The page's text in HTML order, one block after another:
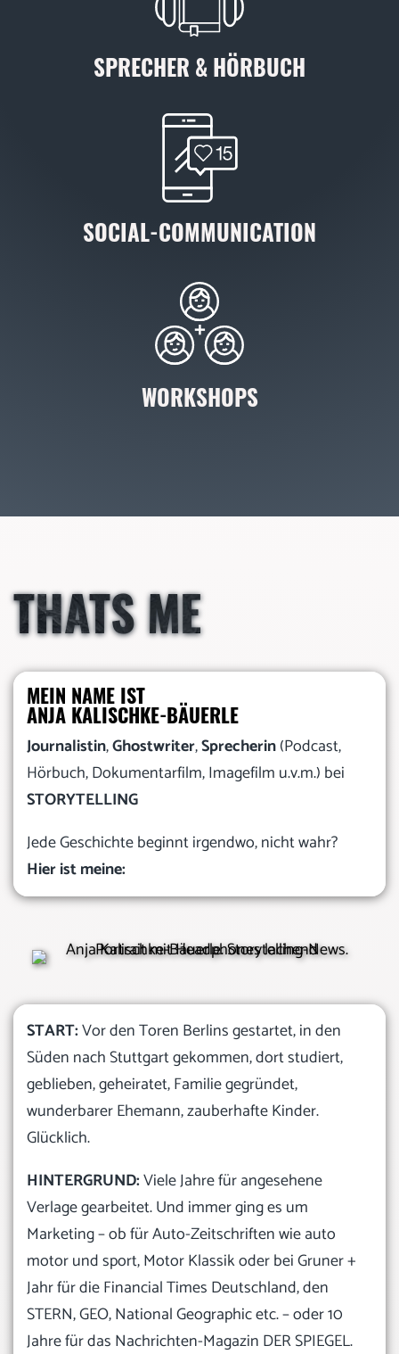
SPRECHER & HÖRBUCH
SOCIAL-COMMUNICATION
WORKSHOPS
THATS ME
MEIN NAME IST
ANJA KALISCHKE-BÄUERLE
Journalistin,Ghostwriter,Sprecherin(Podcast,
Hörbuch, Dokumentarfilm, Imagefilm u.v.m.) bei
STORYTELLING
Jede Geschichte beginnt irgendwo, nicht wahr?
Hier ist meine:
START:Vor den Toren Berlins gestartet, in den
Süden nach Stuttgart gekommen, dort studiert,
geblieben, geheiratet, Familie gegründet,
wunderbarer Ehemann, zauberhafte Kinder.
Glücklich.
HINTERGRUND:Viele Jahre für angesehene
Verlage gearbeitet. Und immer ging es um
Marketing – ob für Auto-Zeitschriften wie auto
motor und sport, Motor Klassik oder bei Gruner +
Jahr für die Financial Times Deutschland, den
STERN, GEO, National Geographic etc. – oder 10
Jahre für das Nachrichten-Magazin DER SPIEGEL.